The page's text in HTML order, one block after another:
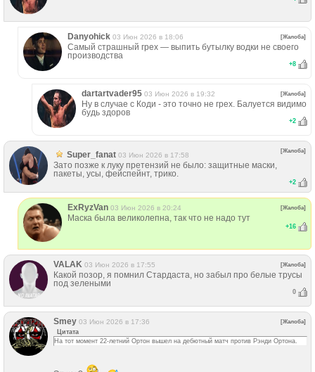
Danyohick 03 Июн 2026 в 18:06 [Жалоба]
Самый страшный грех — выпить бутылку водки не своего
производства
+8
dartartvader95 03 Июн 2026 в 19:32 [Жалоба]
Ну в случае с Коди - это точно не грех. Балуется видимо
будь здоров
+2
Super_fanat 03 Июн 2026 в 17:58
[Жалоба]
Зато позже к луку претензий не было: защитные маски,
пакеты, усы, фейспейнт, трико.
+2
ExRyzVan 03 Июн 2026 в 20:24 [Жалоба]
Маска была великолепна, так что не надо тут
+16
VALAK 03 Июн 2026 в 17:55 [Жалоба]
Какой позор, я помнил Стардаста, но забыл про белые трусы
под зелеными
0
Smey 03 Июн 2026 в 17:36 [Жалоба]
Цитата
На тот момент 22-летний Ортон вышел на дебютный матч против Рэнди Ортона.